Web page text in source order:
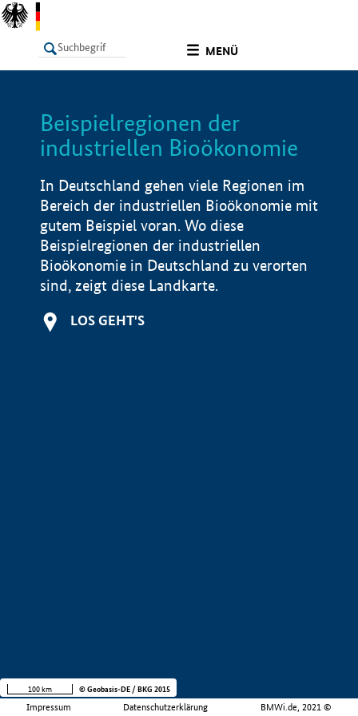
MENÜ
LISTE
Beispielregionen der
industriellen Bioökonomie
In Deutschland gehen viele Regionen im
Bereich der industriellen Bioökonomie mit
gutem Beispiel voran. Wo diese
Beispielregionen der industriellen
Bioökonomie in Deutschland zu verorten
sind, zeigt diese Landkarte.
LOS GEHT'S
Impressum Datenschutzerklärung BMWi.de, 2021 ©
100 km © Geobasis-DE / BKG 2015